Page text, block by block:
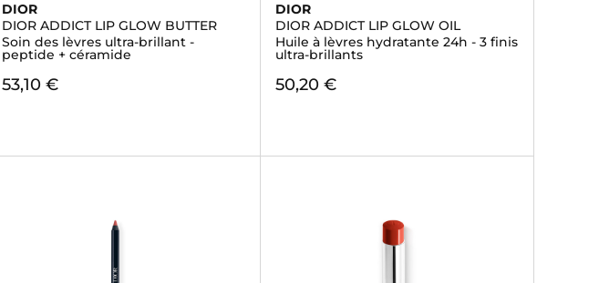
DIOR
DIOR ADDICT LIP GLOW BUTTER
Soin des lèvres ultra-brillant -
peptide + céramide
53,10 €
DIOR
DIOR ADDICT LIP GLOW OIL
Huile à lèvres hydratante 24h - 3 finis
ultra-brillants
50,20 €